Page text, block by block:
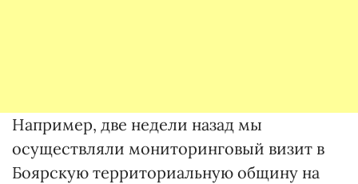
Например, две недели назад мы
осуществляли мониторинговый визит в
Боярскую территориальную общину на